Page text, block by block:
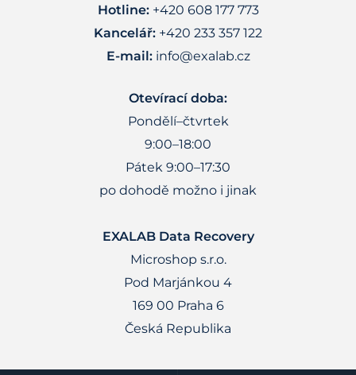
Hotline:+420 608 177 773
Kancelář: +420 233 357 122
E-mail: info@exalab.cz
Otevírací doba:
Pondělí–čtvrtek
9:00–18:00
Pátek 9:00–17:30
po dohodě možno i jinak
EXALAB Data Recovery
Microshop s.r.o.
Pod Marjánkou 4
169 00 Praha 6
Česká Republika